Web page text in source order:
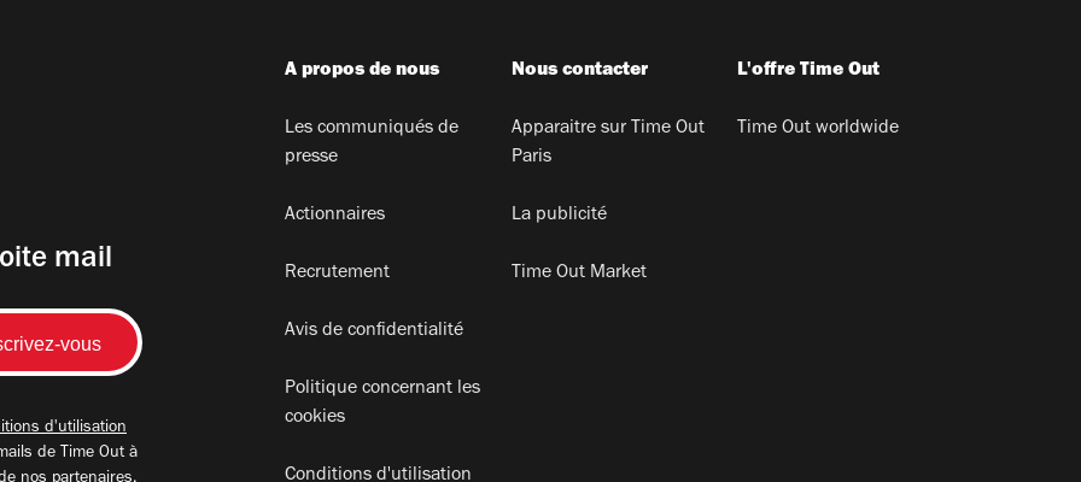
mail
d'utilisation
de Time Out à
A propos de nous
Les communiqués de
presse
Actionnaires
Recrutement
Avis de confidentialité
Politique concernant les
cookies
Conditions d'utilisation
Nous contacter
Apparaitre sur Time Out
Paris
La publicité
Time Out Market
L'offre Time Out
Time Out worldwide